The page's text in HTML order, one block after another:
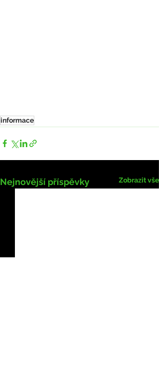
informace
Nejnovější příspěvky Zobrazit vše